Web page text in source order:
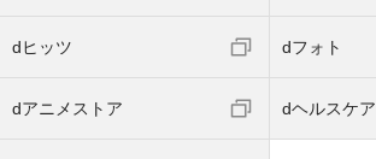
dヒッツ dフォト
dアニメストア dヘルスケア